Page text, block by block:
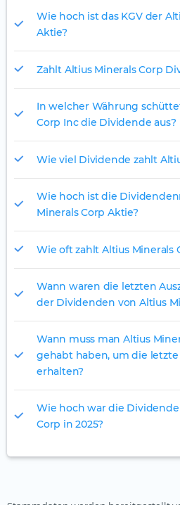
Wie hoch ist das KGV der
Aktie?
Zahlt Altius Minerals Corp
In welcher Währung
Corp Inc die Dividende aus?
Wie viel Dividende zahlt
Wie hoch ist die
Minerals Corp Aktie?
Wie oft zahlt Altius Minerals
Wann waren die letzten
der Dividenden von Altius
Wann muss man Altius
gehabt haben, um die
erhalten?
Wie hoch war die
Corp in 2025?